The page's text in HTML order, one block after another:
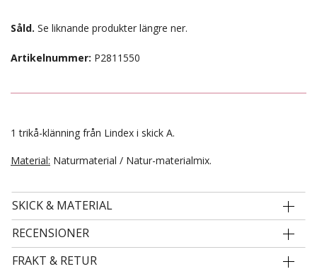
Såld. Se liknande produkter längre ner.
Artikelnummer: P2811550
1 trikå-klänning från Lindex i skick A.
Material: Naturmaterial / Natur-materialmix.
SKICK & MATERIAL
RECENSIONER
FRAKT & RETUR